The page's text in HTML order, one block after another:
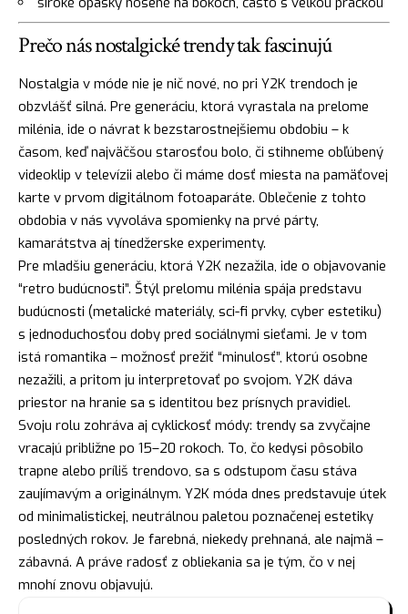
Prečo nás nostalgické trendy tak fascinujú
Nostalgia v móde nie je nič nové, no pri Y2K trendoch je
obzvlášť silná. Pre generáciu, ktorá vyrastala na prelome
milénia, ide o návrat k bezstarostnejšiemu obdobiu – k
časom, keď najväčšou starosťou bolo, či stihneme obľúbený
videoklip v televízii alebo či máme dosť miesta na pamäťovej
karte v prvom digitálnom fotoaparáte. Oblečenie z tohto
obdobia v nás vyvoláva spomienky na prvé párty,
kamarátstva aj tínedžerske experimenty.
Pre mladšiu generáciu, ktorá Y2K nezažila, ide o objavovanie
“retro budúcnosti”. Štýl prelomu milénia spája predstavu
budúcnosti (metalické materiály, sci-fi prvky, cyber estetiku)
s jednoduchosťou doby pred sociálnymi sieťami. Je v tom
istá romantika – možnosť prežiť “minulosť”, ktorú osobne
nezažili, a pritom ju interpretovať po svojom. Y2K dáva
priestor na hranie sa s identitou bez prísnych pravidiel.
Svoju rolu zohráva aj cyklickosť módy: trendy sa zvyčajne
vracajú približne po 15–20 rokoch. To, čo kedysi pôsobilo
trapne alebo príliš trendovo, sa s odstupom času stáva
zaujímavým a originálnym. Y2K móda dnes predstavuje útek
od minimalistickej, neutrálnou paletou poznačenej estetiky
posledných rokov. Je farebná, niekedy prehnaná, ale najmä –
zábavná. A práve radosť z obliekania sa je tým, čo v nej
mnohí znovu objavujú.